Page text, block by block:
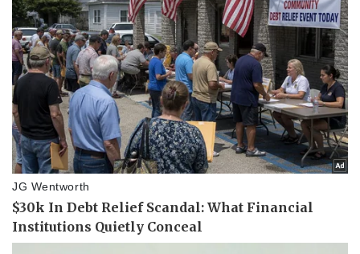
Pháp luật Quân sự - Quốc phòng